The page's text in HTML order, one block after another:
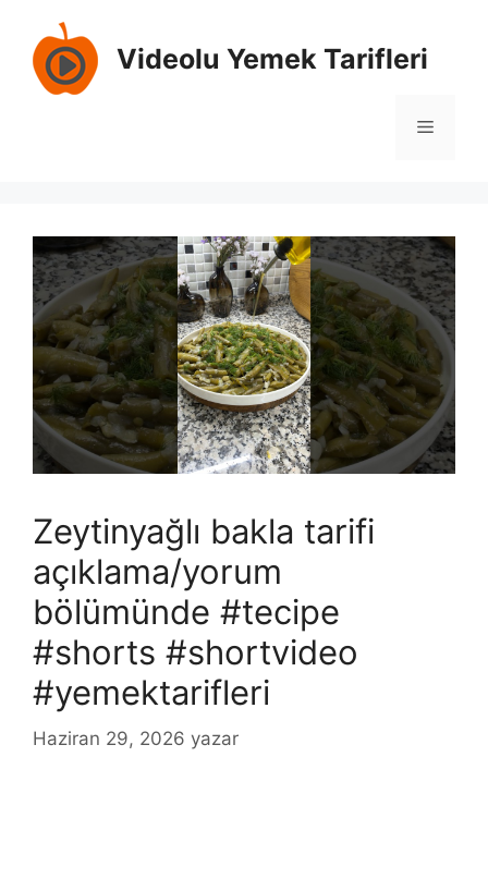
Videolu Yemek Tarifleri
Menü
Zeytinyağlı bakla tarifi
açıklama/yorum
bölümünde #tecipe
#shorts #shortvideo
#yemektarifleri
Haziran 29, 2026 yazar